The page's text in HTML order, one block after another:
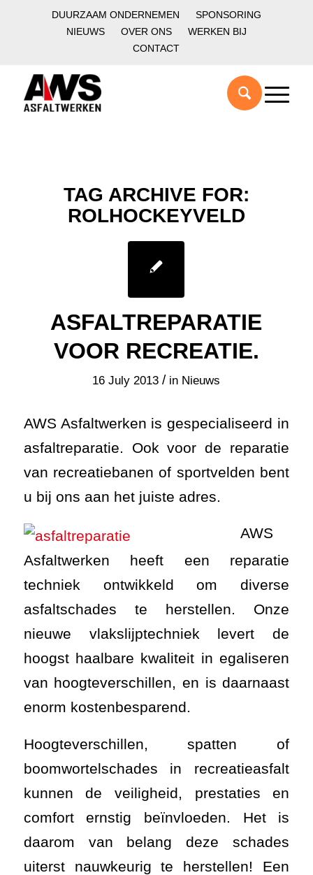
DUURZAAM ONDERNEMEN
SPONSORING
NIEUWS
OVER ONS
WERKEN BIJ
CONTACT
TAG ARCHIVE FOR:
ROLHOCKEYVELD
ASFALTREPARATIE
VOOR RECREATIE.
16 July 2013 / in Nieuws
AWS Asfaltwerken is gespecialiseerd in
asfaltreparatie. Ook voor de reparatie
van recreatiebanen of sportvelden bent
u bij ons aan het juiste adres.
AWS
Asfaltwerken heeft een reparatie
techniek ontwikkeld om diverse
asfaltschades te herstellen. Onze
nieuwe vlakslijptechniek levert de
hoogst haalbare kwaliteit in egaliseren
van hoogteverschillen, en is daarnaast
enorm kostenbesparend.
Hoogteverschillen, spatten of
boomwortelschades in recreatieasfalt
kunnen de veiligheid, prestaties en
comfort ernstig beïnvloeden. Het is
daarom van belang deze schades
uiterst nauwkeurig te herstellen! Een